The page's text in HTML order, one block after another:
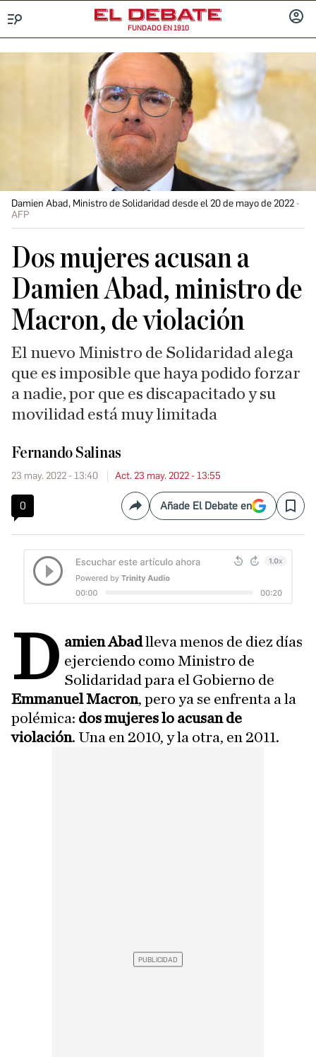
FUNDADO EN 1910
Damien Abad, Ministro de Solidaridad desde el 20 de mayo de 2022
AFP
Dos mujeres acusan a
Damien Abad, ministro de
Macron, de violación
El nuevo Ministro de Solidaridad alega
que es imposible que haya podido forzar
a nadie, por que es discapacitado y su
movilidad está muy limitada
Fernando Salinas
23 may. 2022 - 13:40 Act. 23 may. 2022 - 13:55
0 CompartirAñade El Debate en Save
D amien Abadlleva menos de diez días
ejerciendo como Ministro de
Solidaridad para el Gobierno de
Emmanuel Macron, pero ya se enfrenta a la
polémica: dos mujeres lo acusan de
violación. Una en 2010, y la otra, en 2011.